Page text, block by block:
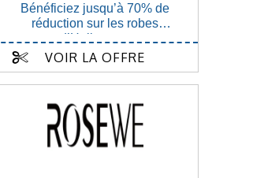
Bénéficiez jusqu’à 70% de
réduction sur les robes
d’Halloween
VOIR LA OFFRE